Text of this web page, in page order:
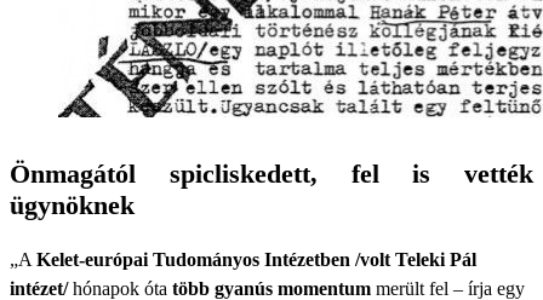
Önmagától spicliskedett, fel is vették
ügynöknek
„A Kelet-európai Tudományos Intézetben /volt Teleki Pál
intézet/hónapok óta több gyanús momentum merült fel – írja egy